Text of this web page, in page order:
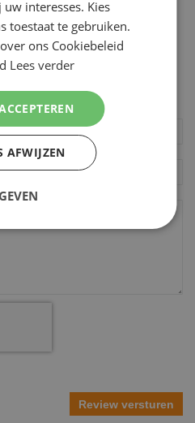
Review versturen
interesses. Kies
toestaat te gebruiken.
ons Cookiebeleid
Lees verder
AFWIJZEN